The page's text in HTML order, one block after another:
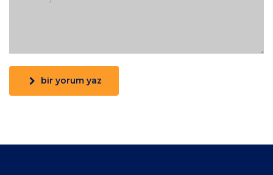
bir yorum yaz